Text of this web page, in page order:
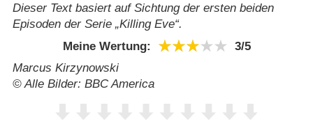
Dieser Text basiert auf Sichtung der ersten beiden
Episoden der Serie „Killing Eve“.
Meine Wertung:
3/​5
Marcus Kirzynowski
© Alle Bilder: BBC America